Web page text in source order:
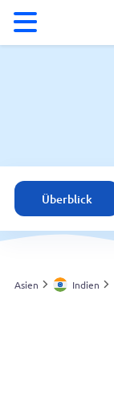
Indien
Schweiz
Deutschland
Überblick
Asien Indien